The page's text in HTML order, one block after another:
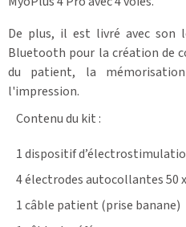
De plus, il est livré avec son
Bluetooth pour la création de
du patient, la
l'impression.
Contenu du kit :
1 dispositif
4 électrodes autocollantes 50
1 câble patient (prise banane)